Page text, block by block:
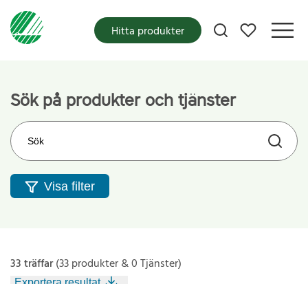
Mina favoriter
Hitta produkter
Sök på produkter och tjänster
Sök på webbplatsen
Visa filter
33 träffar(33 produkter & 0 Tjänster)